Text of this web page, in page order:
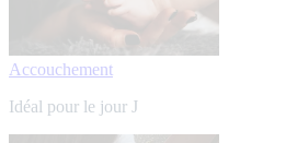
Accouchement
Idéal pour le jour J